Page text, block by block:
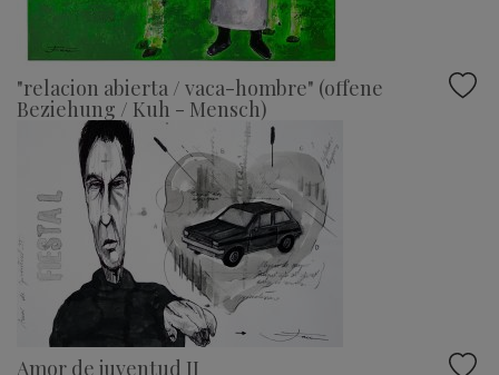
"relacion abierta / vaca-hombre" (offene
Beziehung / Kuh - Mensch)
Amor de juventud II